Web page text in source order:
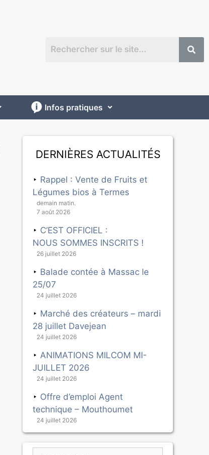
Infos pratiques
Dernières actualités
Rappel : Vente de Fruits et
Légumes bios à Termes
demain matin.
7 août 2026
C’EST OFFICIEL :
NOUS SOMMES INSCRITS !
26 juillet 2026
Balade contée à Massac le
25/07
24 juillet 2026
Marché des créateurs – mardi
28 juillet Davejean
24 juillet 2026
ANIMATIONS MILCOM MI-
JUILLET 2026
24 juillet 2026
Offre d’emploi Agent
technique – Mouthoumet
24 juillet 2026